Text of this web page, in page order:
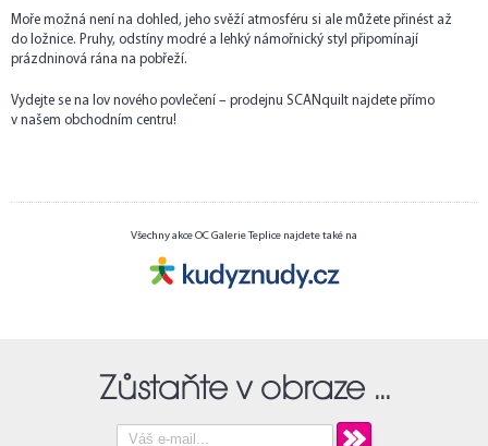
Moře možná není na dohled, jeho svěží atmosféru si ale můžete přinést až
do ložnice. Pruhy, odstíny modré a lehký námořnický styl připomínají
prázdninová rána na pobřeží.
Vydejte se na lov nového povlečení – prodejnu SCANquilt najdete přímo
v našem obchodním centru!
Všechny akce OC Galerie Teplice najdete také na
Zůstaňte v obraze ...